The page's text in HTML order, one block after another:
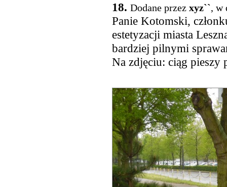
18. Dodane przez xyz``, w
Panie Kotomski,
estetyzacji miasta
bardziej pilnymi
Na zdjęciu: ciąg